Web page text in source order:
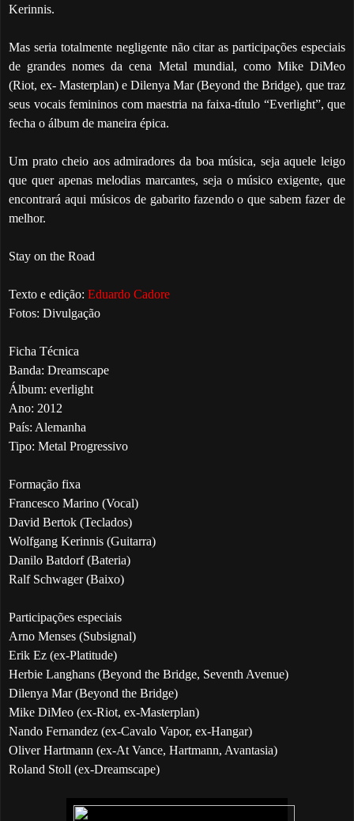
Kerinnis.
Mas seria totalmente negligente não citar as participações especiais
de grandes nomes da cena Metal mundial, como Mike DiMeo
(Riot, ex- Masterplan) e Dilenya Mar (Beyond the Bridge), que traz
seus vocais femininos com maestria na faixa-título “Everlight”, que
fecha o álbum de maneira épica.
Um prato cheio aos admiradores da boa música, seja aquele leigo
que quer apenas melodias marcantes, seja o músico exigente, que
encontrará aqui músicos de gabarito fazendo o que sabem fazer de
melhor.
Stay on the Road
Texto e edição: Eduardo Cadore
Fotos: Divulgação
Ficha Técnica
Banda: Dreamscape
Álbum: everlight
Ano: 2012
País: Alemanha
Tipo: Metal Progressivo
Formação fixa
Francesco Marino (Vocal)
David Bertok (Teclados)
Wolfgang Kerinnis (Guitarra)
Danilo Batdorf (Bateria)
Ralf Schwager (Baixo)
Participações especiais
Arno Menses (Subsignal)
Erik Ez (ex-Platitude)
Herbie Langhans (Beyond the Bridge, Seventh Avenue)
Dilenya Mar (Beyond the Bridge)
Mike DiMeo (ex-Riot, ex-Masterplan)
Nando Fernandez (ex-Cavalo Vapor, ex-Hangar)
Oliver Hartmann (ex-At Vance, Hartmann, Avantasia)
Roland Stoll (ex-Dreamscape)